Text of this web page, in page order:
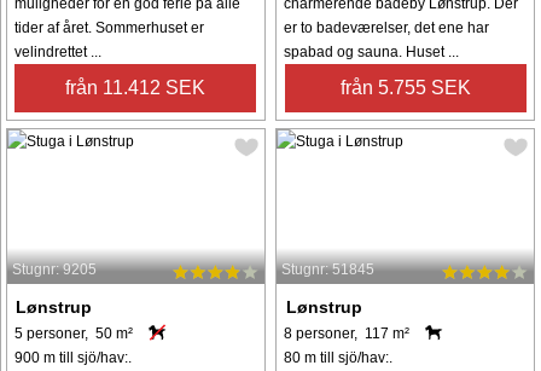
muligheder for en god ferie på alle
tider af året. Sommerhuset er
velindrettet ...
från 11.412 SEK
charmerende badeby Lønstrup. Der
er to badeværelser, det ene har
spabad og sauna. Huset ...
från 5.755 SEK
Stugnr: 9205
Lønstrup
5 personer, 50 m²
900 m till sjö/hav:.
Stugnr: 51845
Lønstrup
8 personer, 117 m²
80 m till sjö/hav:.